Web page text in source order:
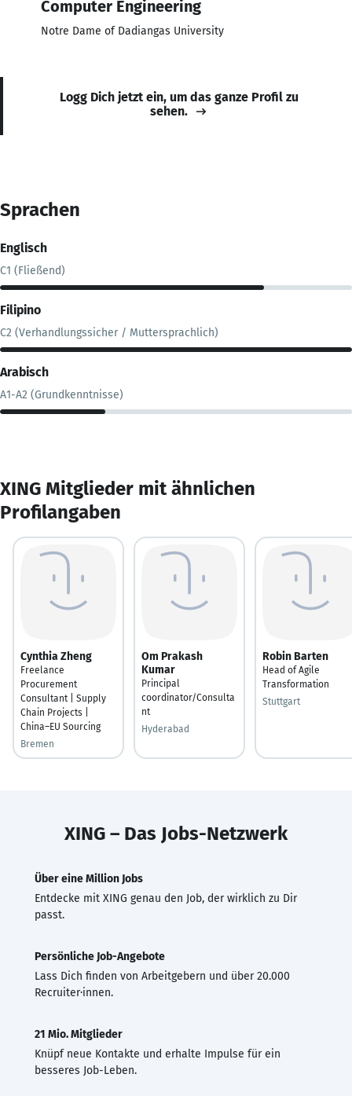
Computer Engineering
Notre Dame of Dadiangas University
Logg Dich jetzt ein, um das ganze Profil zu
sehen.
Sprachen
Englisch
C1 (Fließend)
Filipino
C2 (Verhandlungssicher / Muttersprachlich)
Arabisch
A1-A2 (Grundkenntnisse)
XING Mitglieder mit ähnlichen
Profilangaben
Cynthia Zheng
Freelance
Procurement
Consultant | Supply
Chain Projects |
China–EU Sourcing
Bremen
Om Prakash
Kumar
Principal
coordinator/Consulta
nt
Hyderabad
Robin Barten
Head of Agile
Transformation
Stuttgart
XING – Das Jobs-Netzwerk
Über eine Million Jobs
Entdecke mit XING genau den Job, der wirklich zu Dir
passt.
Persönliche Job-Angebote
Lass Dich finden von Arbeitgebern und über 20.000
Recruiter·innen.
21 Mio. Mitglieder
Knüpf neue Kontakte und erhalte Impulse für ein
besseres Job-Leben.